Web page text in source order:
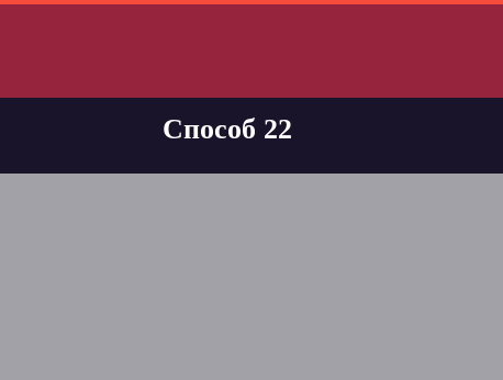
Способ 22